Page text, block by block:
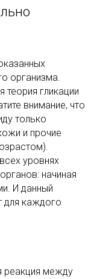
организма.
теория гликации
внимание, что
только
и прочие
уровнях
начиная
И данный
для каждого
реакция между